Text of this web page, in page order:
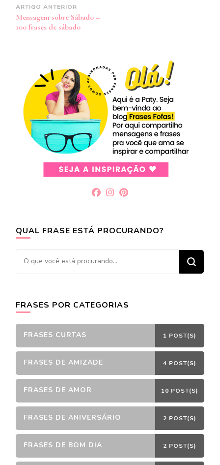
Navegação
de
ARTIGO ANTERIOR
Mensagem sobre Sábado –
100 frases de sábado
QUAL FRASE ESTÁ PROCURANDO?
Procurando
algo?
FRASES POR CATEGORIAS
FRASES CURTAS 1 POST(S)
FRASES DE AMIZADE 4 POST(S)
FRASES DE AMOR 10 POST(S)
FRASES DE ANIVERSÁRIO 2 POST(S)
FRASES DE BOM DIA 2 POST(S)